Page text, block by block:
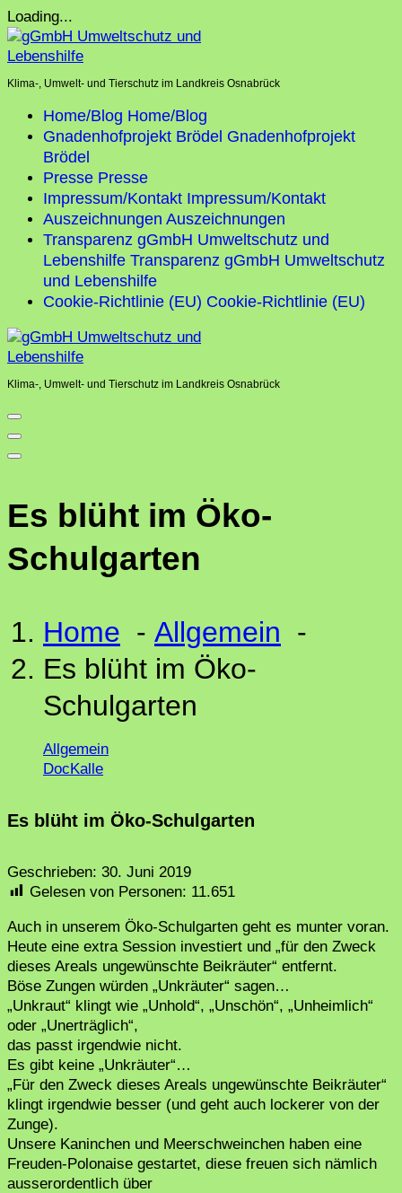
Skip
to
content
Loading...
Klima-, Umwelt- und Tierschutz im Landkreis Osnabrück
Home/Blog Home/Blog
Gnadenhofprojekt Brödel Gnadenhofprojekt
Brödel
Presse Presse
Impressum/Kontakt Impressum/Kontakt
Auszeichnungen Auszeichnungen
Transparenz gGmbH Umweltschutz und
Lebenshilfe Transparenz gGmbH Umweltschutz
und Lebenshilfe
Cookie-Richtlinie (EU) Cookie-Richtlinie (EU)
Klima-, Umwelt- und Tierschutz im Landkreis Osnabrück
Es blüht im Öko-
Schulgarten
Home - Allgemein -
Es blüht im Öko-
Schulgarten
Allgemein
DocKalle
Es blüht im Öko-Schulgarten
Geschrieben: 30. Juni 2019
Gelesen von Personen: 11.651
Auch in unserem Öko-Schulgarten geht es munter voran.
Heute eine extra Session investiert und „für den Zweck
dieses Areals ungewünschte Beikräuter“ entfernt.
Böse Zungen würden „Unkräuter“ sagen…
„Unkraut“ klingt wie „Unhold“, „Unschön“, „Unheimlich“
oder „Unerträglich“,
das passt irgendwie nicht.
Es gibt keine „Unkräuter“…
„Für den Zweck dieses Areals ungewünschte Beikräuter“
klingt irgendwie besser (und geht auch lockerer von der
Zunge).
Unsere Kaninchen und Meerschweinchen haben eine
Freuden-Polonaise gestartet, diese freuen sich nämlich
ausserordentlich über